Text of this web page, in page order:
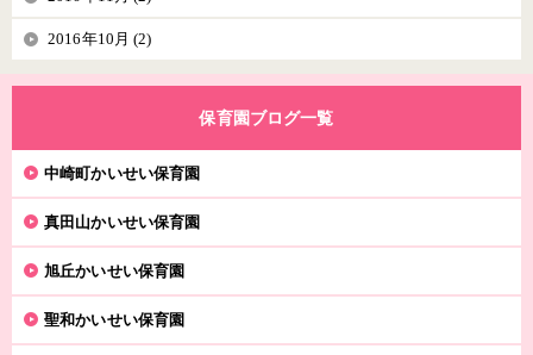
2016年10月 (2)
保育園ブログ一覧
中崎町かいせい保育園
真田山かいせい保育園
旭丘かいせい保育園
聖和かいせい保育園